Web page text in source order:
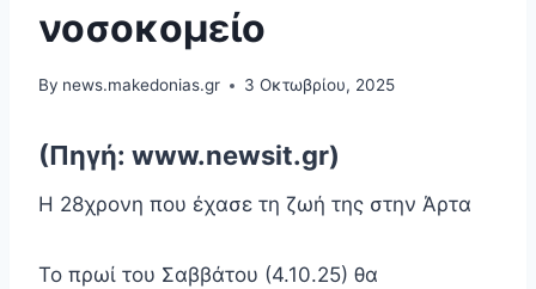
νοσοκομείο
By news.makedonias.gr 3 Οκτωβρίου, 2025
(Πηγή: www.newsit.gr)
Η 28χρονη που έχασε τη ζωή της στην Άρτα
Το πρωί του Σαββάτου (4.10.25) θα